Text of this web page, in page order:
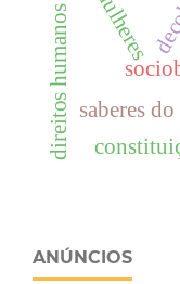
mulheres
saberes
direitos humanos
ANÚNCIOS